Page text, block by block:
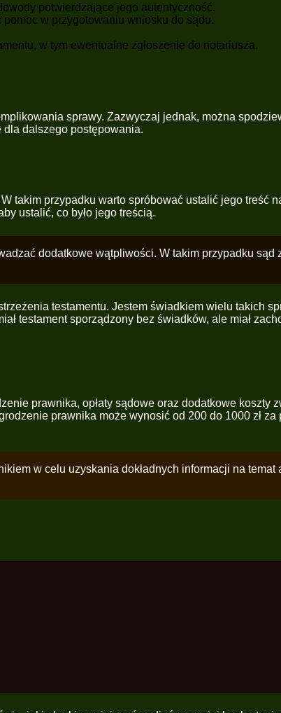
potwierdzające jego autentyczność.
w przygotowaniu wniosku do sądu.
w tym ewentualne zgłoszenie do notariusza.
sprawy. Zazwyczaj jednak, można
dalszego postępowania.
takim przypadku warto spróbować ustalić jego treść
ustalić, co było jego treścią.
dodatkowe wątpliwości. W takim przypadku sąd
testamentu. Jestem świadkiem wielu takich
testament sporządzony bez świadków, ale miał
prawnika, opłaty sądowe oraz dodatkowe koszty
prawnika może wynosić od 200 do 1000 zł
w celu uzyskania dokładnych informacji na temat